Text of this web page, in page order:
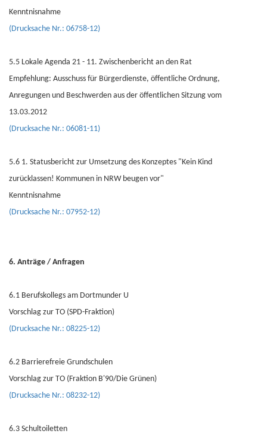
Kenntnisnahme
(Drucksache Nr.: 06758-12)
5.5 Lokale Agenda 21 - 11. Zwischenbericht an den Rat
Empfehlung: Ausschuss für Bürgerdienste, öffentliche Ordnung,
Anregungen und Beschwerden aus der öffentlichen Sitzung vom
13.03.2012
(Drucksache Nr.: 06081-11)
5.6 1. Statusbericht zur Umsetzung des Konzeptes "Kein Kind
zurücklassen! Kommunen in NRW beugen vor"
Kenntnisnahme
(Drucksache Nr.: 07952-12)
6. Anträge / Anfragen
6.1 Berufskollegs am Dortmunder U
Vorschlag zur TO (SPD-Fraktion)
(Drucksache Nr.: 08225-12)
6.2 Barrierefreie Grundschulen
Vorschlag zur TO (Fraktion B'90/Die Grünen)
(Drucksache Nr.: 08232-12)
6.3 Schultoiletten